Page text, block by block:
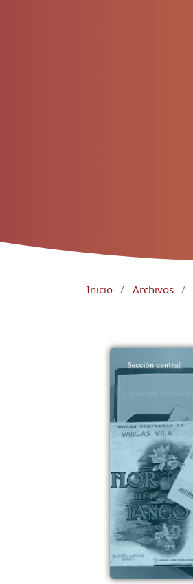
Inicio / Archivos /